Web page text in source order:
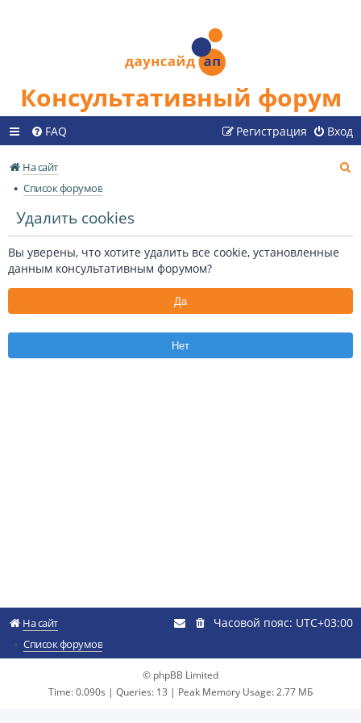
Консультативный форум
FAQ Вход
Регистрация
На сайт
Список форумов
Удалить cookies
Вы уверены, что хотите удалить все cookie, установленные
данным консультативным форумом?
На сайт
Список форумов
Часовой пояс: UTC+03:00
© phpBB Limited
Time: 0.090s | Queries: 13 | Peak Memory Usage: 2.77 МБ